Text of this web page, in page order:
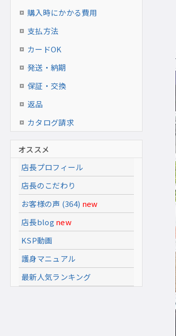
購入時にかかる費用
支払方法
カードOK
発送・納期
保証・交換
返品
カタログ請求
オススメ
店長プロフィール
店長のこだわり
お客様の声 (364) new
店長blog new
KSP動画
護身マニュアル
最新人気ランキング